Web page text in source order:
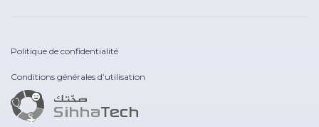
Politique de confidentialité
Conditions générales d’utilisation